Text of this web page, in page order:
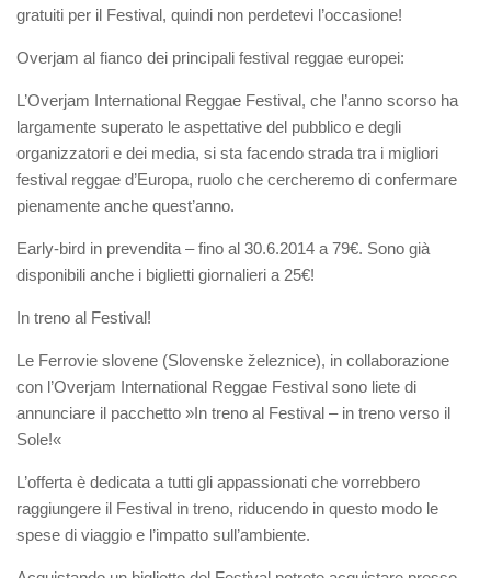
gratuiti per il Festival, quindi non perdetevi l’occasione!
Overjam al fianco dei principali festival reggae europei:
L’Overjam International Reggae Festival, che l’anno scorso ha
largamente superato le aspettative del pubblico e degli
organizzatori e dei media, si sta facendo strada tra i migliori
festival reggae d’Europa, ruolo che cercheremo di confermare
pienamente anche quest’anno.
Early-bird in prevendita – fino al 30.6.2014 a 79€. Sono già
disponibili anche i biglietti giornalieri a 25€!
In treno al Festival!
Le Ferrovie slovene (Slovenske železnice), in collaborazione
con l’Overjam International Reggae Festival sono liete di
annunciare il pacchetto »In treno al Festival – in treno verso il
Sole!«
L’offerta è dedicata a tutti gli appassionati che vorrebbero
raggiungere il Festival in treno, riducendo in questo modo le
spese di viaggio e l’impatto sull’ambiente.